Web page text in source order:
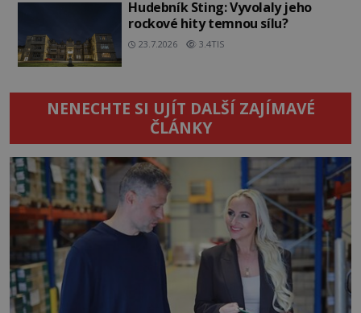
Hudebník Sting: Vyvolaly jeho
rockové hity temnou sílu?
23.7.2026 3.4TIS
NENECHTE SI UJÍT DALŠÍ ZAJÍMAVÉ
ČLÁNKY